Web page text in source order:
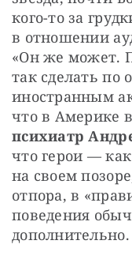
кого-то за
в отношении
«Он же может.
так сделать по
иностранным
психиатр
что герои —
на своем
отпора, в
поведения
дополнительно.